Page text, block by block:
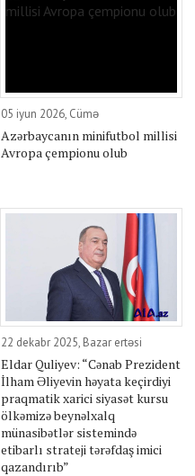
05 iyun 2026, Cümə
Azərbaycanın minifutbol millisi
Avropa çempionu olub
22 dekabr 2025, Bazar ertəsi
Eldar Quliyev: “Cənab Prezident
İlham Əliyevin həyata keçirdiyi
praqmatik xarici siyasət kursu
ölkəmizə beynəlxalq
münasibətlər sistemində
etibarlı strateji tərəfdaş imici
qazandırıb”